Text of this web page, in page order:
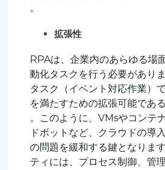
。
拡張性
RPAは、企業内のあらゆる場
動化タスクを行う必要があり
タスク（イベント対応作業）
を満たすための拡張可能であ
。このように、VMsやコンテ
ドボットなど、クラウドの導
の問題を緩和する鍵となりま
ティには、プロセス制御、管